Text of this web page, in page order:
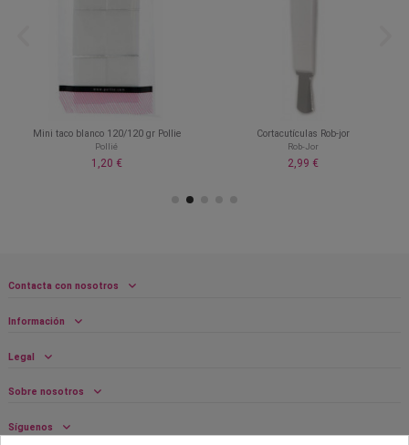
Mini taco blanco 120/120 gr Pollie
Pollié
1,20 €
Cortacutículas Rob-jor
Rob-Jor
2,99 €
Contacta con nosotros
Información
Legal
Sobre nosotros
Síguenos